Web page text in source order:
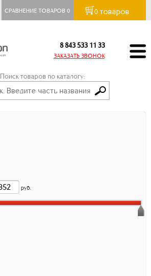
СРАВНЕНИЕ ТОВАРОВ0 0 товаров
8 843 533 11 33
ЗАКАЗАТЬ ЗВОНОК
Поиск товаров по каталогу:
руб.